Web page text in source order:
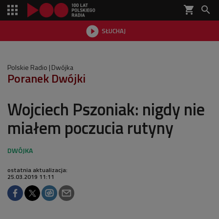
shopping_cart 
 SŁUCHAJ

Polskie Radio Dwójka
Poranek Dwójki
Wojciech Pszoniak: nigdy nie
miałem poczucia rutyny
ostatnia aktualizacja:
25.03.2019 11:11